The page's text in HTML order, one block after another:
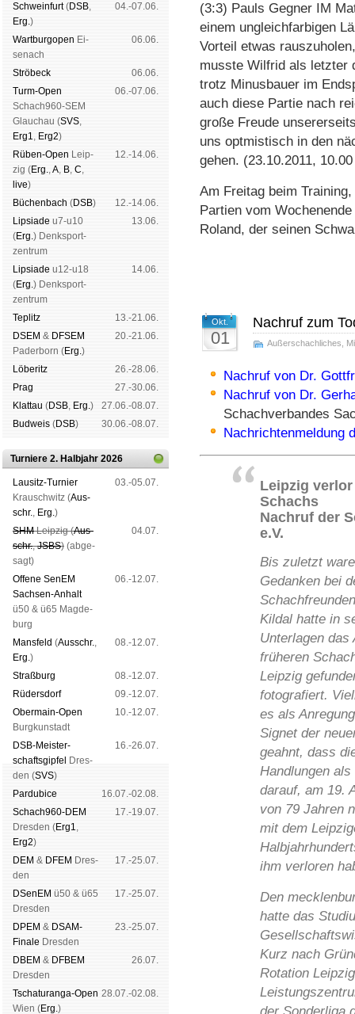
Schwein­furt(DSB,
Erg.)
04.-07.06.
Wart­burg­open Ei­
se­nach
06.06.
Strö­beck
06.06.
Turm-Open
Schach960-SEM
Glau­chau (SVS,
Erg1, Erg2)
06.-07.06.
Rüben-Open Leip­
zig (Erg.,A, B, C,
live)
12.-14.06.
Büchen­bach (DSB)
12.-14.06.
Lipsiade u7-u10
(Erg.) Denk­sport­
zen­trum
13.06.
Lipsiade u12-u18
(Erg.) Denk­sport­
zen­trum
14.06.
Tep­litz
13.-21.06.
DSEM & DFSEM
Pader­born (Erg.)
20.-21.06.
Lö­be­ritz
26.-28.06.
Prag
27.-30.06.
Klat­tau (DSB, Erg.)
27.06.-08.07.
Bud­weis (DSB) 30.06.-08.07.
Turniere 2. Halbjahr 2026
Lau­sitz-Tur­nier
Krausch­witz (Aus­
schr., Erg.)
03.-05.07.
SHMLeip­zig (Aus­
schr.,JSBS) (ab­ge­
sagt)
04.07.
Offene SenEM
Sach­sen-An­halt
ü50 & ü65 Mag­de­
burg
06.-12.07.
Mans­feld (Aus­schr.,
Erg.)
08.-12.07.
Straß­burg
08.-12.07.
Rüders­dorf
09.-12.07.
Ober­main-Open
Burg­kun­stadt
10.-12.07.
DSB-Meister­
schafts­gipfel
Dres­
den (SVS)
16.-26.07.
Pardu­bice
16.07.-02.08.
Schach960-DEM
Dres­den (Erg1,
Erg2)
17.-19.07.
DEM & DFEM Dres­
den
17.-25.07.
DSenEM ü50 & ü65
Dres­den
17.-25.07.
DPEM & DSAM-
Finale Dres­den
23.-25.07.
DBEM & DFBEM
Dres­den
26.07.
Tschaturanga-Open
Wien (Erg.)
28.07.-02.08.
(3:3) Pauls Gegner IM
einem ungleichfarbigen
Vorteil etwas
musste Wilfrid als letzter
trotz Minusbauer im
auch diese Partie nach
große Freude
uns optmistisch in den
gehen. (23.10.2011,
Am Freitag beim
Partien vom
Roland, der seinen
Okt.
01
Nachruf zum
Außerschachliches
Nachruf von Dr.
Nachruf von Dr.
Schachverbandes
Nachrichtenmeldung
Leipzig
Schachs
Nachruf der
e.V.
Bis zuletzt
Gedanken bei
Kildal hatte in
Unterlagen das
früheren
Leipzig
fotografiert.
es als
Signet der
geahnt, dass
Handlungen
darauf, am 19.
von 79 Jahren
mit dem
ihm verloren
Den
hatte das
Kurz nach
Rotation